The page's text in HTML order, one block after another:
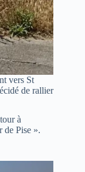
vers St
de rallier
à
de Pise ».